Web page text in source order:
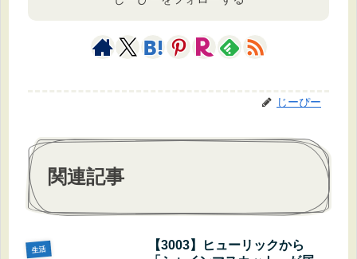
じーぴー
関連記事
生活
【3003】ヒューリックから